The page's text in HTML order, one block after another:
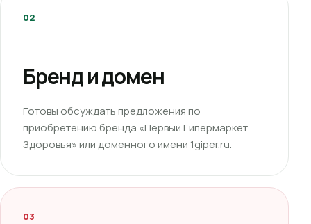
02
Бренд и домен
Готовы обсуждать предложения по
приобретению бренда «Первый Гипермаркет
Здоровья» или доменного имени 1giper.ru.
03